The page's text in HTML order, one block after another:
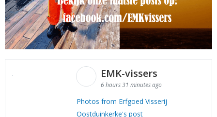
EMK-vissers
6 hours 31 minutes ago
Photos from Erfgoed Visserij
Oostduinkerke's post